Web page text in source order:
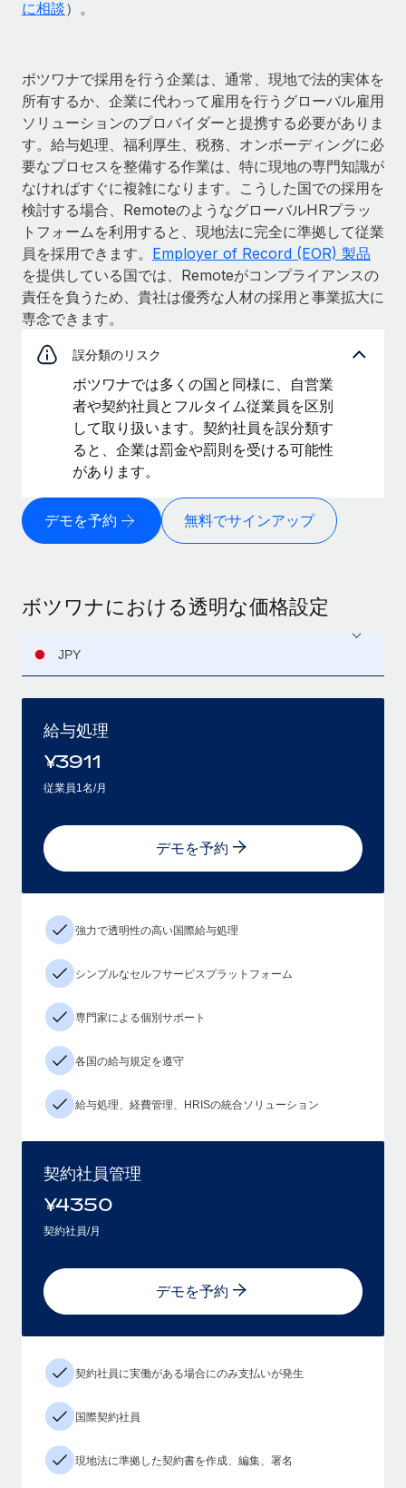
に相談）。
ボツワナで採用を行う企業は、通常、現地で法的実体を
所有するか、企業に代わって雇用を行うグローバル雇用
ソリューションのプロバイダーと提携する必要がありま
す。給与処理、福利厚生、税務、オンボーディングに必
要なプロセスを整備する作業は、特に現地の専門知識が
なければすぐに複雑になります。こうした国での採用を
検討する場合、RemoteのようなグローバルHRプラッ
トフォームを利用すると、現地法に完全に準拠して従業
員を採用できます。 Employer of Record (EOR) 製品
を提供している国では、Remoteがコンプライアンスの
責任を負うため、貴社は優秀な人材の採用と事業拡大に
専念できます。
誤分類のリスク
ボツワナでは多くの国と同様に、自営業
者や契約社員とフルタイム従業員を区別
して取り扱います。契約社員を誤分類す
ると、企業は罰金や罰則を受ける可能性
があります。
デモを予約 無料でサインアップ
ボツワナにおける透明な価格設定
JPY
給与処理
¥3911
従業員1名/月
デモを予約
強力で透明性の高い国際給与処理
シンプルなセルフサービスプラットフォーム
専門家による個別サポート
各国の給与規定を遵守
給与処理、経費管理、HRISの統合ソリューション
契約社員管理
¥4350
契約社員/月
デモを予約
契約社員に実働がある場合にのみ支払いが発生
国際契約社員
現地法に準拠した契約書を作成、編集、署名